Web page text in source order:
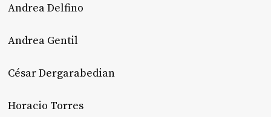
Andrea Delfino
Andrea Gentil
César Dergarabedian
Horacio Torres